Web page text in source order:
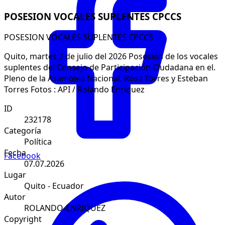
Facebook
POSESION VOCALES SUPLENTES CPCCS
POSESION VOCALES SUPLENTES CPCCS
Quito, martes 7 de julio del 2026 Posesión de los vocales
suplentes del Consejo de Participación Ciudadana en el.
Pleno de la Asamblea Nacional. Rosa Torres y Esteban
Torres Fotos : API / Rolando Enríquez
ID
232178
Categoría
Política
Fecha
07.07.2026
Lugar
Quito - Ecuador
Autor
ROLANDO-ENRIQUEZ
Copyright